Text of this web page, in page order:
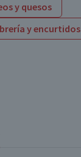
y quesos
y encurtidos